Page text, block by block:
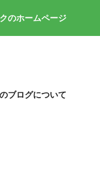
のホームページ
ブログについて